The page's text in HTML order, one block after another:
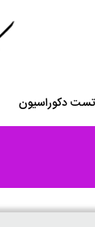
تست دکوراسیون